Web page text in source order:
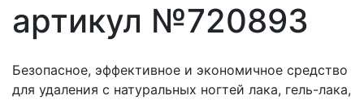
артикул №720893
Безопасное, эффективное и экономичное средство
для удаления с натуральных ногтей лака, гель-лака,